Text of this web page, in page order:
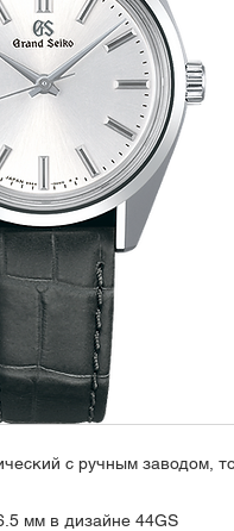
с ручным заводом,
мм в дизайне 44GS